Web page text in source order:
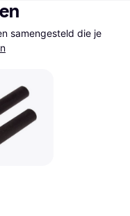
samengesteld die je